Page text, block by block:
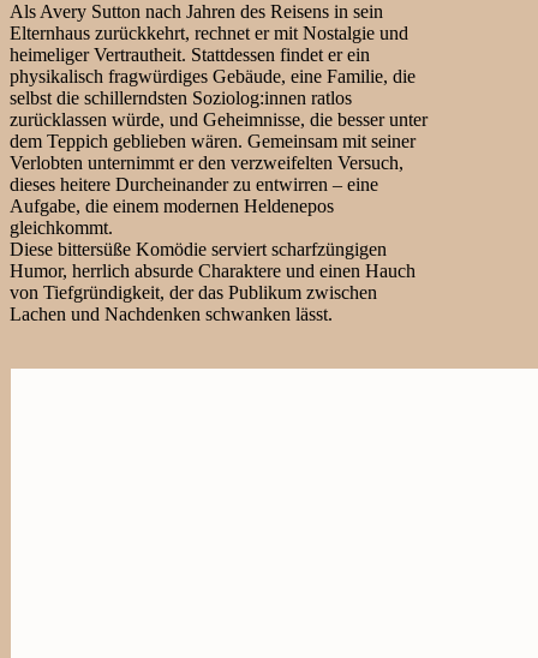
Als Avery Sutton nach Jahren des Reisens in sein
Elternhaus zurückkehrt, rechnet er mit Nostalgie und
heimeliger Vertrautheit. Stattdessen findet er ein
physikalisch fragwürdiges Gebäude, eine Familie, die
selbst die schillerndsten Soziolog:innen ratlos
zurücklassen würde, und Geheimnisse, die besser unter
dem Teppich geblieben wären. Gemeinsam mit seiner
Verlobten unternimmt er den verzweifelten Versuch,
dieses heitere Durcheinander zu entwirren – eine
Aufgabe, die einem modernen Heldenepos
gleichkommt.
Diese bittersüße Komödie serviert scharfzüngigen
Humor, herrlich absurde Charaktere und einen Hauch
von Tiefgründigkeit, der das Publikum zwischen
Lachen und Nachdenken schwanken lässt.